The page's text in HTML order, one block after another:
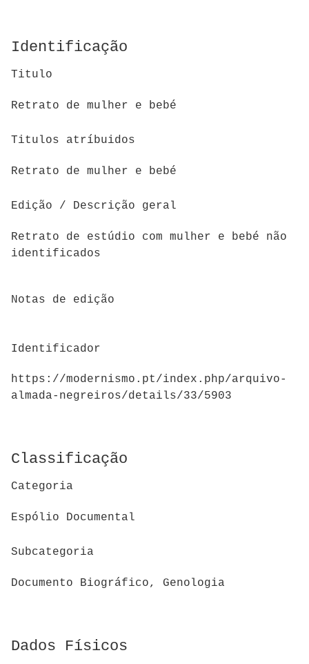
Identificação
Titulo
Retrato de mulher e bebé
Titulos atríbuidos
Retrato de mulher e bebé
Edição / Descrição geral
Retrato de estúdio com mulher e bebé não
identificados
Notas de edição
Identificador
https://modernismo.pt/index.php/arquivo-
almada-negreiros/details/33/5903
Classificação
Categoria
Espólio Documental
Subcategoria
Documento Biográfico, Genologia
Dados Físicos